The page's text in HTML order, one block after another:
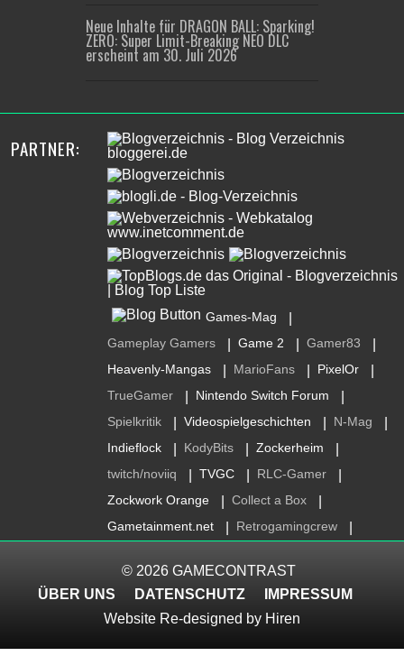
Neue Inhalte für DRAGON BALL: Sparking!
ZERO: Super Limit-Breaking NEO DLC
erscheint am 30. Juli 2026
PARTNER:
Games-Mag
Gameplay Gamers Game 2 Gamer83
Heavenly-Mangas MarioFans PixelOr
TrueGamer Nintendo Switch Forum
Spielkritik Videospielgeschichten N-Mag
Indieflock KodyBits Zockerheim
twitch/noviiq TVGC RLC-Gamer
Zockwork Orange Collect a Box
Gametainment.net Retrogamingcrew
© 2026 GAMECONTRAST
ÜBER UNS
DATENSCHUTZ
IMPRESSUM
Website Re-designed by Hiren